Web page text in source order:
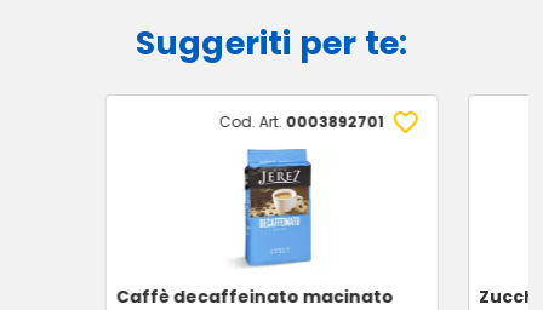
Suggeriti per te:
Cod. Art. 0003892701
Caffè decaffeinato macinato